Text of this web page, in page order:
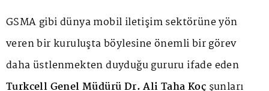
GSMA gibi dünya mobil iletişim sektörüne yön
veren bir kuruluşta böylesine önemli bir görev
daha üstlenmekten duyduğu gururu ifade eden
Turkcell Genel Müdürü Dr. Ali Taha Koç şunları